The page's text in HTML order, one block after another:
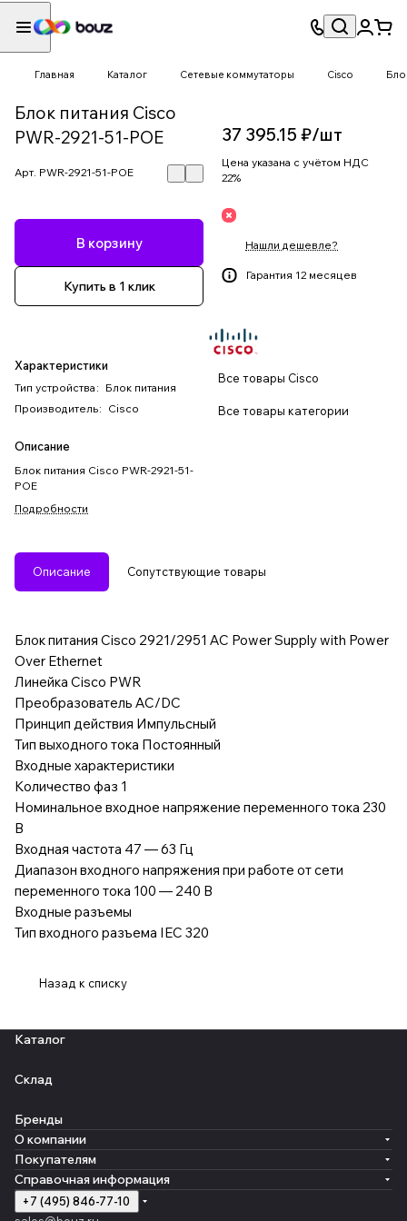
Главная Каталог Сетевые коммутаторы Cisco
Блок питания Cisco
PWR-2921-51-POE
Арт. PWR-2921-51-POE
В корзину
Купить в 1 клик
Характеристики
Тип устройства : Блок питания
Производитель: Cisco
Описание
Блок питания Cisco PWR-2921-51-
POE
Подробности
37 395.15 ₽/шт
Цена указана с учётом НДС
22%
Нашли дешевле?
Гарантия 12 месяцев
Все товары Cisco
Все товары категории
Описание Сопутствующие товары
Блок питания Cisco 2921/2951 AC Power Supply with Power
Over Ethernet
Линейка Cisco PWR
Преобразователь AC/DC
Принцип действия Импульсный
Тип выходного тока Постоянный
Входные характеристики
Количество фаз 1
Номинальное входное напряжение переменного тока 230
В
Входная частота 47 — 63 Гц
Диапазон входного напряжения при работе от сети
переменного тока 100 — 240 В
Входные разъемы
Тип входного разъема IEC 320
Назад к списку
Каталог
Склад
Бренды
О компании
Покупателям
Справочная информация
+7 (495) 846-77-10